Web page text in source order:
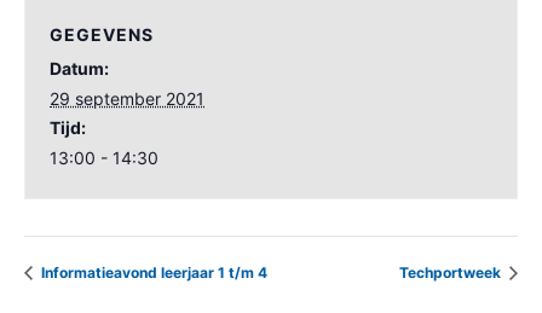
GEGEVENS
Datum:
29 september 2021
Tijd:
13:00 - 14:30
Informatieavond leerjaar 1 t/m 4 Techportweek